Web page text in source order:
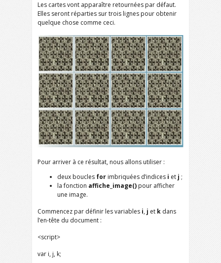
Les cartes vont apparaître retournées par défaut.
Elles seront réparties sur trois lignes pour obtenir
quelque chose comme ceci.
Pour arriver à ce résultat, nous allons utiliser :
deux boucles for imbriquées d’indices i et j ;
la fonction affiche_image() pour afficher
une image.
Commencez par définir les variables i, j et k dans
l’en-tête du document :
<script>
var i, j, k;